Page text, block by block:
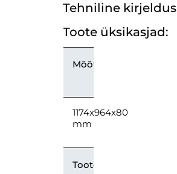
Tehniline kirjeldus
Toote üksikasjad:
Mõõtmed
1174x964x80
mm
Toote